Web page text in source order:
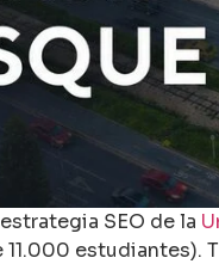
SEO de la
estudiantes).